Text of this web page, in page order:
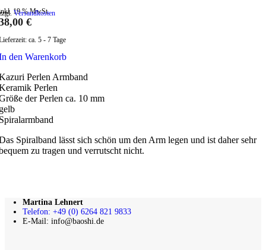
19 % MwSt.
Versandkosten
€
ca. 5 - 7 Tage
den Warenkorb
Perlen Armband
Perlen
der Perlen ca. 10 mm
Spiralband lässt sich schön um den Arm legen und ist daher sehr
zu tragen und verrutscht nicht.
Martina Lehnert
Telefon: +49 (0) 6264 821 9833
E-Mail: info@baoshi.de